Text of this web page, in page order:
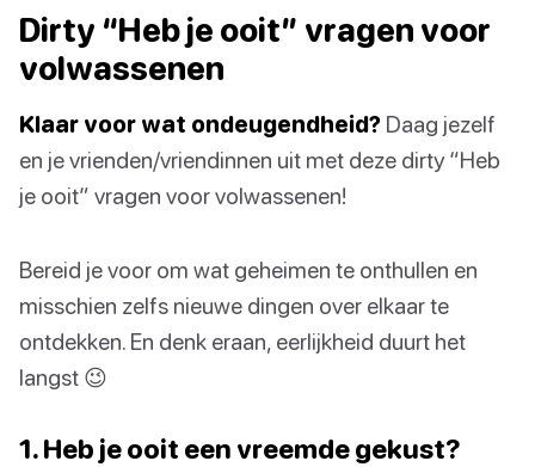
Dirty “Heb je ooit” vragen voor
volwassenen
Klaar voor wat ondeugendheid? Daag jezelf
en je vrienden/vriendinnen uit met deze dirty “Heb
je ooit” vragen voor volwassenen!
Bereid je voor om wat geheimen te onthullen en
misschien zelfs nieuwe dingen over elkaar te
ontdekken. En denk eraan, eerlijkheid duurt het
langst 😉
1. Heb je ooit een vreemde gekust?